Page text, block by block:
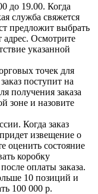
до 19.00. Когда
служба свяжется
предложит выбрать
адрес. Осмотрите
указанной
точек для
поступит на
получения заказа
зоне и назовите
Когда заказ
извещение о
оценить состояние
коробку
оплаты заказа.
10 позиций и
100 000 р.